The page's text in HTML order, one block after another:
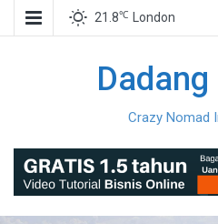
21.8℃ London
Crazy Nomad